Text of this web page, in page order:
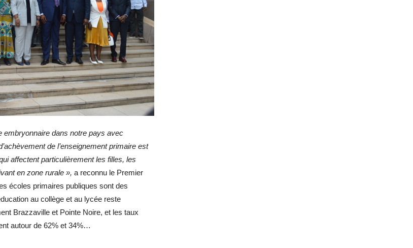
embryonnaire dans notre pays avec
de l’enseignement primaire est
affectent particulièrement les filles, les
en zone rurale », a reconnu le Premier
écoles primaires publiques sont des
au collège et au lycée reste
Brazzaville et Pointe Noire, et les taux
autour de 62% et 34%…